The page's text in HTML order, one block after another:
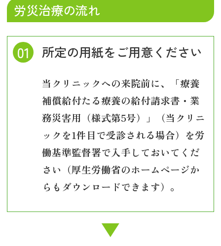
労災治療の流れ
所定の用紙をご用意ください
当クリニックへの来院前に、「療養
補償給付たる療養の給付請求書・業
務災害用（様式第5号）」（当クリニ
ックを1件目で受診される場合）を労
働基準監督署で入手しておいてくだ
さい（厚生労働省のホームページか
らもダウンロードできます）。